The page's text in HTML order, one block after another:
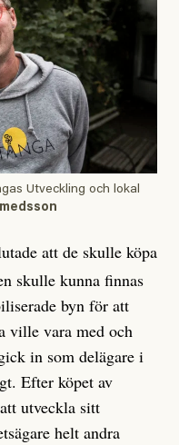
Utveckling och lokal
att de skulle köpa
skulle kunna finnas
byn för att
ville vara med och
in som delägare i
Efter köpet av
utveckla sitt
helt andra